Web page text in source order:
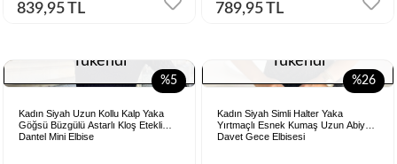
839,95 TL 789,95 TL
%5
Tükendi
Kadın Siyah Uzun Kollu Kalp Yaka
Göğsü Büzgülü Astarlı Kloş Etekli
Dantel Mini Elbise
%26
Tükendi
Kadın Siyah Simli Halter Yaka
Yırtmaçlı Esnek Kumaş Uzun Abiye
Davet Gece Elbisesi